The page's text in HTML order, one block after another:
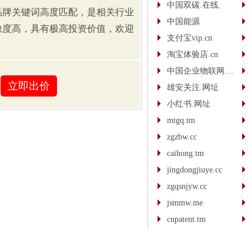
关键词高度匹配，是相关行业
高，具有极高投资价值，欢迎
中国双碳.在线
中国能源
支付宝vip.cn
淘宝体验店.cn
中国企业物联网.com
雄安关注.网址
小红书.网址
mtgq.tm
zgzbw.cc
caihong.tm
jingdongjiuye.cc
zgqsnjyw.cc
jsmmw.me
cnpatent.tm